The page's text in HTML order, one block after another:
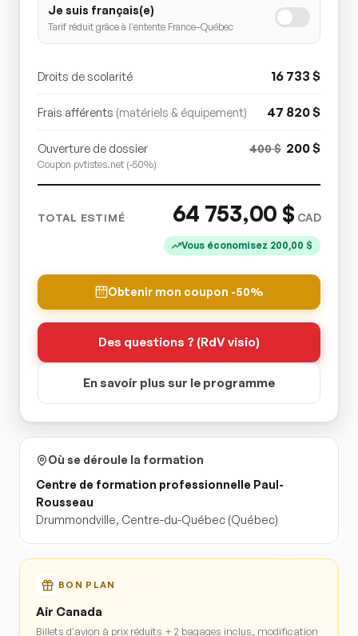
Je suis français(e)
Tarif réduit grâce à l'entente France–Québec
Droits de scolarité 16 733 $
Frais afférents (matériels & équipement) 47 820$
Ouverture de dossier
Coupon pvtistes.net (-50%)
400$ 200$
TOTAL ESTIMÉ 64 753,00 $ CAD
Vous économisez 200,00 $
Obtenir mon coupon -50%
Des questions ? (RdV visio)
En savoir plus sur le programme
Où se déroule la formation
Centre de formation professionnelle Paul-
Rousseau
Drummondville, Centre-du-Québec (Québec)
BON PLAN
Air Canada
Billets d'avion à prix réduits + 2 bagages inclus, modification